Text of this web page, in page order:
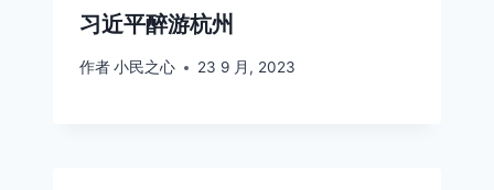
习近平醉游杭州
作者小民之心 23 9 月, 2023